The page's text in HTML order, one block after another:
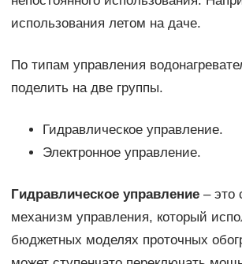
использования летом на даче.
По типам управления
поделить на две группы.
Гидравлическое управление.
Электронное управление.
Гидравлическое управление– это
механизм управления, который
бюджетных моделях проточных